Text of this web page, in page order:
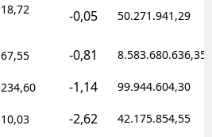
18,72 -0,05 50.271.941,29
67,55 -0,81 8.583.680.636,35
234,60 -1,14 99.944.604,30
10,03 -2,62 42.175.854,55